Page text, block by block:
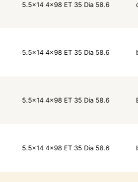
5.5x14 4x98 ET 35 Dia 58.6
5.5x14 4x98 ET 35 Dia 58.6
5.5x14 4x98 ET 35 Dia 58.6
5.5x14 4x98 ET 35 Dia 58.6